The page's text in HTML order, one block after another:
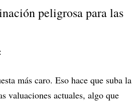
peligrosa para las
más caro. Eso hace que suba la
valuaciones actuales, algo que